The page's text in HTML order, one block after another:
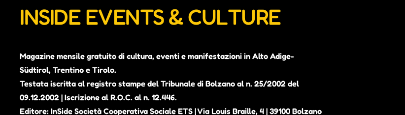
INSIDE EVENTS & CULTURE
Magazine mensile gratuito di cultura, eventi e manifestazioni in Alto Adige-
Südtirol, Trentino e Tirolo.
Testata iscritta al registro stampe del Tribunale di Bolzano al n. 25/2002 del
09.12.2002 | Iscrizione al R.O.C. al n. 12.446.
Editore: InSide Società Cooperativa Sociale ETS | Via Louis Braille, 4 | 39100 Bolzano